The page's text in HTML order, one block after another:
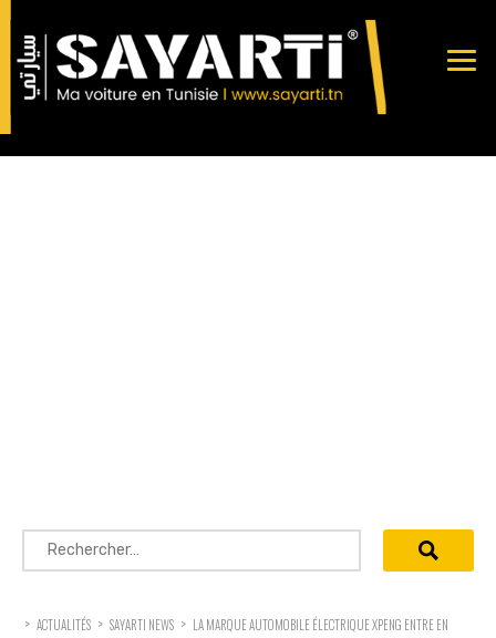
Rechercher :
> ACTUALITÉS > SAYARTI NEWS > LA MARQUE AUTOMOBILE ÉLECTRIQUE XPENG ENTRE EN